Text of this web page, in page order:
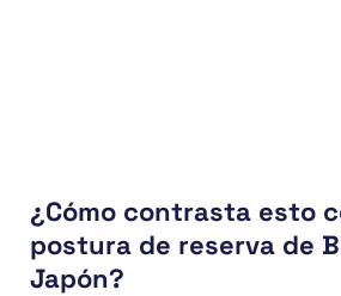
¿Cómo contrasta esto
postura de reserva de
Japón?